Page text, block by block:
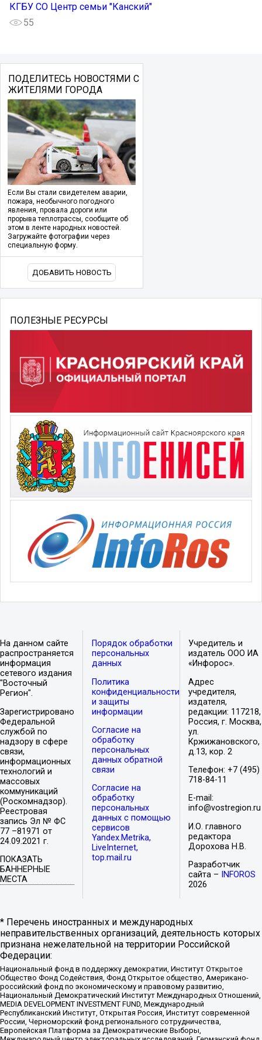
КГБУ СО Центр семьи "Канский"
55
ПОДЕЛИТЕСЬ НОВОСТЯМИ С
ЖИТЕЛЯМИ ГОРОДА
Если Вы стали свидетелем аварии,
пожара, необычного погодного
явления, провала дороги или
прорыва теплотрассы, сообщите об
этом в ленте народных новостей.
Загружайте фотографии через
специальную форму.
ДОБАВИТЬ НОВОСТЬ
ПОЛЕЗНЫЕ РЕСУРСЫ
На данном сайте
распространяется
информация
сетевого издания
"Восточный
Регион".
Зарегистрировано
Федеральной
службой по
надзору в сфере
связи,
информационных
технологий и
массовых
коммуникаций
(Роскомнадзор).
Реестровая
запись Эл № ФС
77 –81971 от
24.09.2021 г.
ПОКАЗАТЬ
БАННЕРНЫЕ
МЕСТА
Порядок обработки
персональных
данных
Политика
конфиденциальности
и защиты
информации
Согласие на
обработку
персональных
данных обратной
связи
Согласие на
обработку
персональных
данных с помощью
сервисов
Yandex.Metrika,
LiveInternet,
top.mail.ru
Учредитель и
издатель ООО ИА
«Инфорос».
Адрес
учредителя,
издателя,
редакции: 117218,
Россия, г. Москва,
ул.
Кржижановского,
д.13, кор. 2
Телефон: +7 (495)
718-84-11
E-mail:
info@vostregion.ru
И.О. главного
редактора
Дорохова Н.В.
Разработчик
сайта –
INFOROS
2026
* Перечень иностранных и международных
неправительственных организаций, деятельность которых
признана нежелательной на территории Российской
Федерации:
Национальный фонд в поддержку демократии, Институт Открытое
Общество Фонд Содействия, Фонд Открытое общество, Американо-
российский фонд по экономическому и правовому развитию,
Национальный Демократический Институт Международных Отношений,
MEDIA DEVELOPMENT INVESTMENT FUND, Международный
Республиканский Институт, Открытая Россия, Институт современной
России, Черноморский фонд регионального сотрудничества,
Европейская Платформа за Демократические Выборы,